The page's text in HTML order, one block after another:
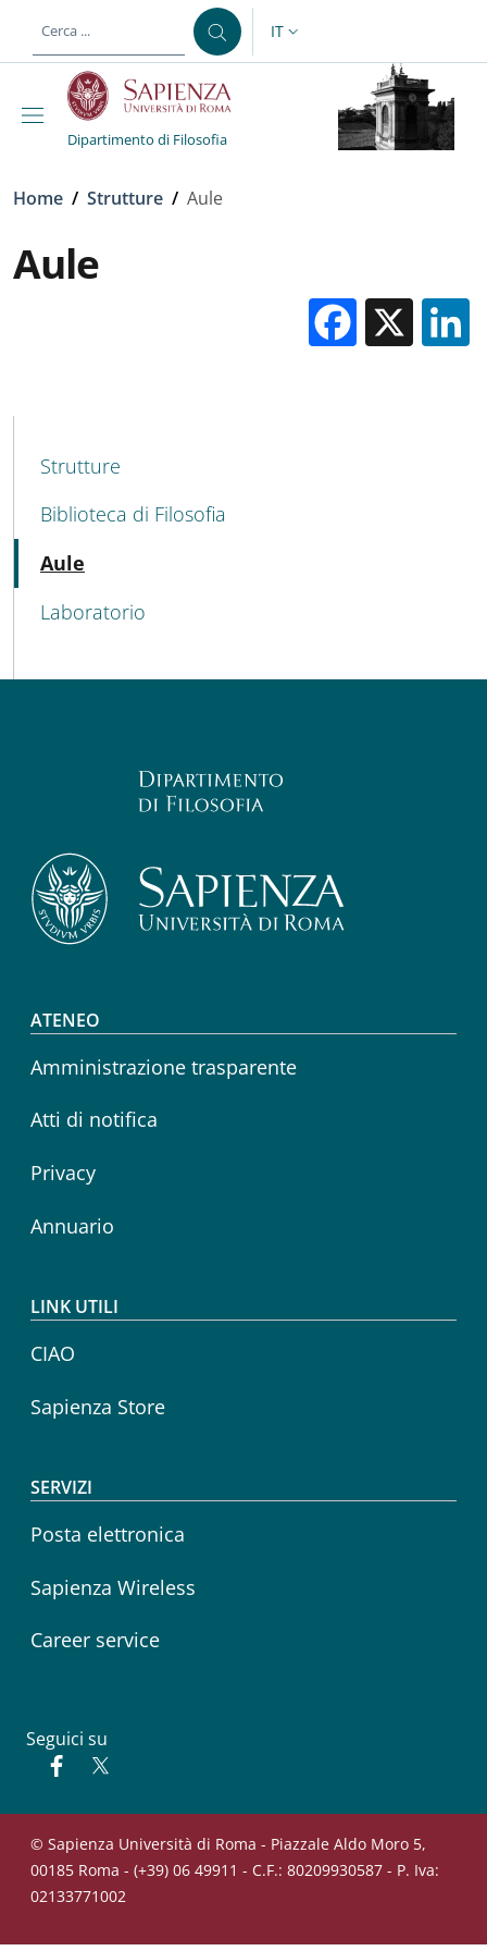
al contenuto principale
SELETTORE LINGUA:
IT
Dipartimento di Filosofia
Briciole di pane
Home / Strutture / Aule
Aule
X
MENU CEV SECOND NAVIGATION
Strutture
Biblioteca di Filosofia
Aule
Laboratorio
Footer menu
ATENEO
Amministrazione trasparente
Atti di notifica
Privacy
Annuario
LINK UTILI
CIAO
Sapienza Store
SERVIZI
Posta elettronica
Sapienza Wireless
Career service
Seguici su
Facebook
© Sapienza Università di Roma - Piazzale Aldo Moro 5,
00185 Roma - (+39) 06 49911 - C.F.: 80209930587 - P. Iva:
02133771002